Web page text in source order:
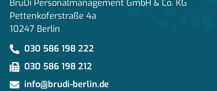
BruDi Personalmanagement GmbH & Co. KG
Pettenkoferstraße 4a
10247 Berlin
030 586 198 222
030 586 198 212
info@brudi-berlin.de